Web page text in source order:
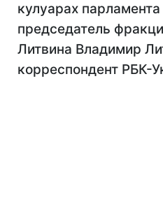
кулуарах
председатель
Литвина Владимир
корреспондент РБК-